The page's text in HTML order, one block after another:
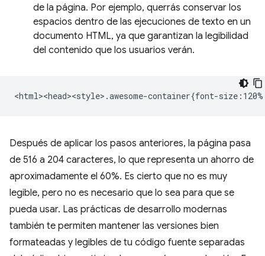
de la página. Por ejemplo, querrás conservar los
espacios dentro de las ejecuciones de texto en un
documento HTML, ya que garantizan la legibilidad
del contenido que los usuarios verán.
Después de aplicar los pasos anteriores, la página pasa
de 516 a 204 caracteres, lo que representa un ahorro de
aproximadamente el 60%. Es cierto que no es muy
legible, pero no es necesario que lo sea para que se
pueda usar. Las prácticas de desarrollo modernas
también te permiten mantener las versiones bien
formateadas y legibles de tu código fuente separadas